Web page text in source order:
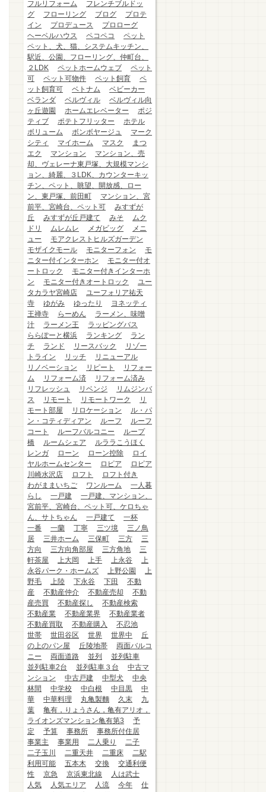
フルリフォーム
フレンチブルドッ
グ
フローリング ブログ
プロテ
イン
プロデュース
プロローグ
ヘーベルハウス
ペコペコ
ペット
ペット、犬、猫、システムキッチン、
駅近、公園、フローリング、仲町台、
２LDK
ペットホームウェブ
ペット
可
ペット可物件 ペット飼育
ペ
ット飼育可
ベトナム
ベビーカー
ベランダ
ベルヴィル
ベルヴィル向
ヶ丘遊園
ホームエレベーター
ポジ
ティブ
ポテトフリッター
ホテル
ボリューム
ボンボヤージュ
マーク
シティ
マイホーム マスク
まつ
エク
マンション
マンション、売
却、ヴェレーナ東戸塚、大規模マンシ
ョン、綺麗、３LDK、カウンターキッ
チン、ペット、眺望、開放感、ロー
ン、東戸塚、前田町
マンション、宮
前平、宮崎台、ペット可
みすずが
丘
みすずが丘戸建て みそ
ムク
ドリ
ムレムレ メガビッグ
メニ
ュー
モアクレストヒルズガーデン
モザイクモール
モニターフォン
モ
ニター付インターホン
モニター付オ
ートロック
モニター付きインターホ
ン
モニター付きオートロック
ユー
タカラヤ宮崎店
ユーフォリア祐天
寺
ゆがみ ゆったり
ヨネッティ
王禅寺
らーめん
ラーメン、味噌
汁
ラーメン王
ラッピングバス
ららぽーと横浜
ランキング
ラン
チ
ランド リースバック
リゾー
トライン
リッチ
リニューアル
リノベーション
リピート
リフォー
ム
リフォーム済
リフォーム済み
リフレッシュ
リベンジ
リムジンバ
ス
リモート リモートワーク
リ
モート部屋
リロケーション
ル・パ
ン・コティディアン
ルーフ
ルーフ
コート
ルーフバルコニー
ループ
橋
ルームシェア
ルララこうほく
レンガ
ローン ローン控除
ロイ
ヤルホームセンター
ロピア
ロピア
川崎水沢店
ロフト
ロフト付き
わがままいちご
ワンルーム
一人暮
らし
一戸建
一戸建、マンション、
宮前平、宮崎台、ペット可、ケロちゃ
ん、サトちゃん
一戸建て
一杯
一番
一蘭 丁寧 三ツ境
三ノ鳥
居
三井ホーム 三保町 三方
三
方向
三方向角部屋 三方角地
三
軒茶屋
上大岡 上手 上永谷
上
永谷パーク・ホームズ
上野公園
上
野毛
上陸 下永谷 下田
不動
産
不動産仲介 不動産売却
不動
産売買
不動産探し
不動産検索
不動産業
不動産業界
不動産業者
不動産買取
不動産購入
不忍池
世帯
世田谷区 世界 世界中
丘
の上のパン屋
丘陵地帯
両面バルコ
ニー
両面道路 並列
並列駐車
並列駐車2台
並列駐車３台
中古マ
ンション
中古戸建 中型犬
中央
林間
中学校 中白根 中目黒
中
華
中華料理 丸亀製麵 久末
九
葉
亀有，りょうさん，亀有アリオ，
ライオンズマンション亀有第3
予
定
予算 事務所
事務所付住居
事業主
事業用 二人乗り
二子
二子玉川
二重天井 二重床
二駅
利用可能
五本木 交換
交通利便
性
京急 京浜東北線
人は武士
人気
人気エリア 人流 今年
仕